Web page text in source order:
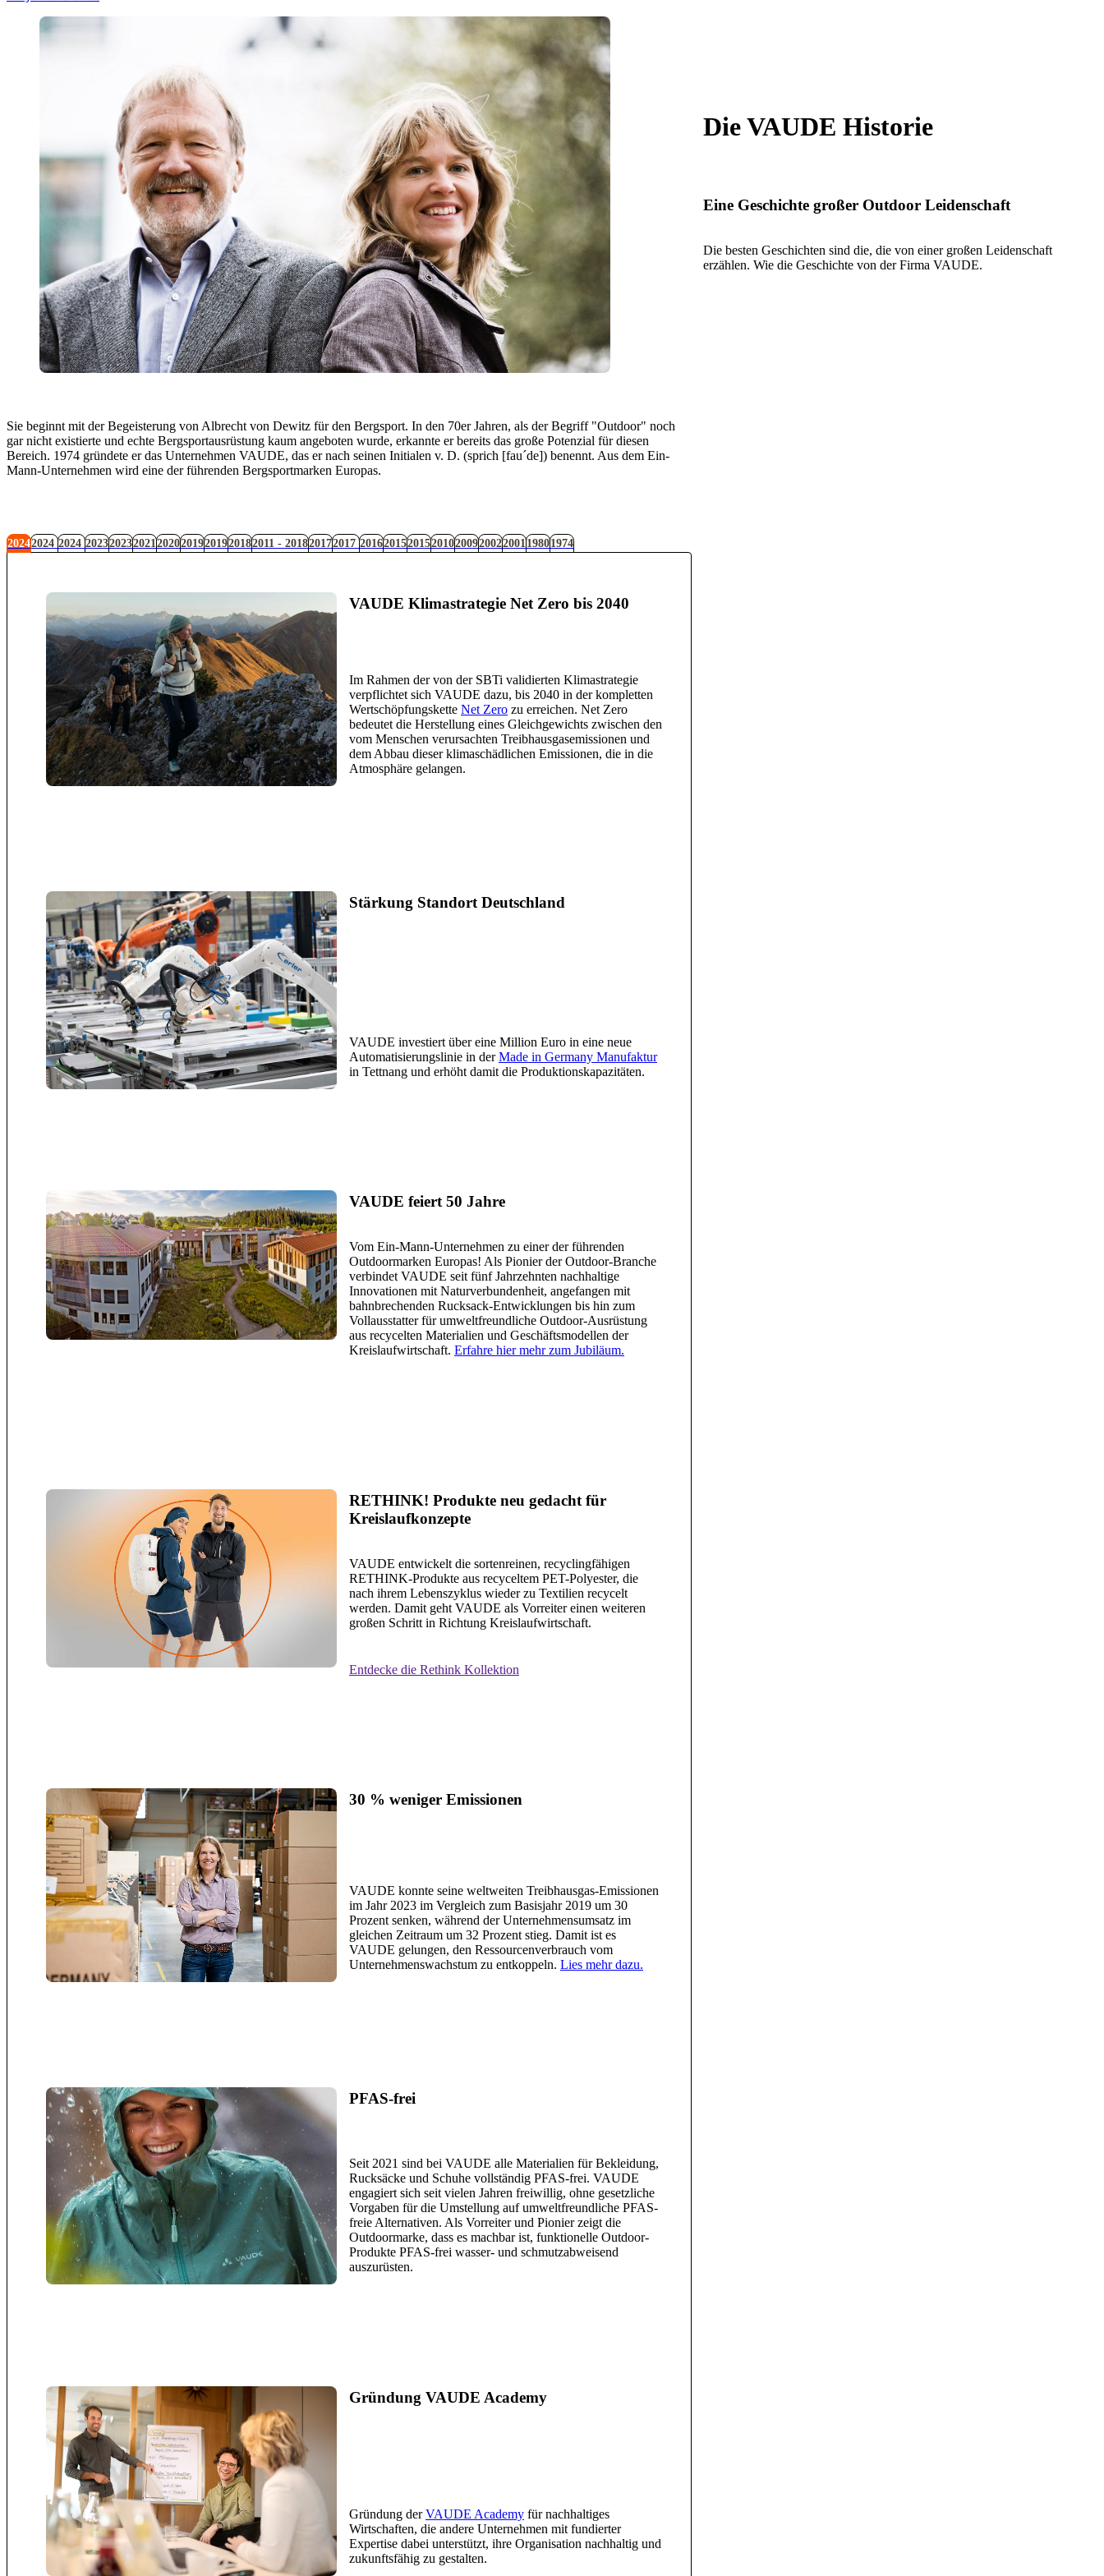
Die VAUDE Historie
Eine Geschichte großer Outdoor Leidenschaft
Die besten Geschichten sind die, die von einer großen Leidenschaft
erzählen. Wie die Geschichte von der Firma VAUDE.
Sie beginnt mit der Begeisterung von Albrecht von Dewitz für den Bergsport. In den 70er Jahren, als der Begriff "Outdoor" noch
gar nicht existierte und echte Bergsportausrüstung kaum angeboten wurde, erkannte er bereits das große Potenzial für diesen
Bereich. 1974 gründete er das Unternehmen VAUDE, das er nach seinen Initialen v. D. (sprich [fau´de]) benennt. Aus dem Ein-
Mann-Unternehmen wird eine der führenden Bergsportmarken Europas.
20242024202420232023202120202019201920182011 - 201820172017201620152015201020092002200119801974
VAUDE Klimastrategie Net Zero bis 2040
Im Rahmen der von der SBTi validierten Klimastrategie
verpflichtet sich VAUDE dazu, bis 2040 in der kompletten
Wertschöpfungskette Net Zero zu erreichen. Net Zero
bedeutet die Herstellung eines Gleichgewichts zwischen den
vom Menschen verursachten Treibhausgasemissionen und
dem Abbau dieser klimaschädlichen Emissionen, die in die
Atmosphäre gelangen.
Stärkung Standort Deutschland
VAUDE investiert über eine Million Euro in eine neue
Automatisierungslinie in derMade in Germany Manufaktur
in Tettnang und erhöht damit die Produktionskapazitäten.
VAUDE feiert 50 Jahre
Vom Ein-Mann-Unternehmen zu einer der führenden
Outdoormarken Europas! Als Pionier der Outdoor-Branche
verbindet VAUDE seit fünf Jahrzehnten nachhaltige
Innovationen mit Naturverbundenheit, angefangen mit
bahnbrechenden Rucksack-Entwicklungen bis hin zum
Vollausstatter für umweltfreundliche Outdoor-Ausrüstung
aus recycelten Materialien und Geschäftsmodellen der
Kreislaufwirtschaft. Erfahre hier mehr zum Jubiläum.
RETHINK! Produkte neu gedacht für
Kreislaufkonzepte
VAUDE entwickelt die sortenreinen, recyclingfähigen
RETHINK-Produkte aus recyceltem PET-Polyester, die
nach ihrem Lebenszyklus wieder zu Textilien recycelt
werden. Damit geht VAUDE als Vorreiter einen weiteren
großen Schritt in Richtung Kreislaufwirtschaft.
Entdecke die Rethink Kollektion
30 % weniger Emissionen
VAUDE konnte seine weltweiten Treibhausgas-Emissionen
im Jahr 2023 im Vergleich zum Basisjahr 2019 um 30
Prozent senken, während der Unternehmensumsatz im
gleichen Zeitraum um 32 Prozent stieg. Damit ist es
VAUDE gelungen, den Ressourcenverbrauch vom
Unternehmenswachstum zu entkoppeln. Lies mehr dazu.
PFAS-frei
Seit 2021 sind bei VAUDE alle Materialien für Bekleidung,
Rucksäcke und Schuhe vollständig PFAS-frei. VAUDE
engagiert sich seit vielen Jahren freiwillig, ohne gesetzliche
Vorgaben für die Umstellung auf umweltfreundliche PFAS-
freie Alternativen. Als Vorreiter und Pionier zeigt die
Outdoormarke, dass es machbar ist, funktionelle Outdoor-
Produkte PFAS-frei wasser- und schmutzabweisend
auszurüsten.
Gründung VAUDE Academy
Gründung derVAUDE Academy für nachhaltiges
Wirtschaften, die andere Unternehmen mit fundierter
Expertise dabei unterstützt, ihre Organisation nachhaltig und
zukunftsfähig zu gestalten.